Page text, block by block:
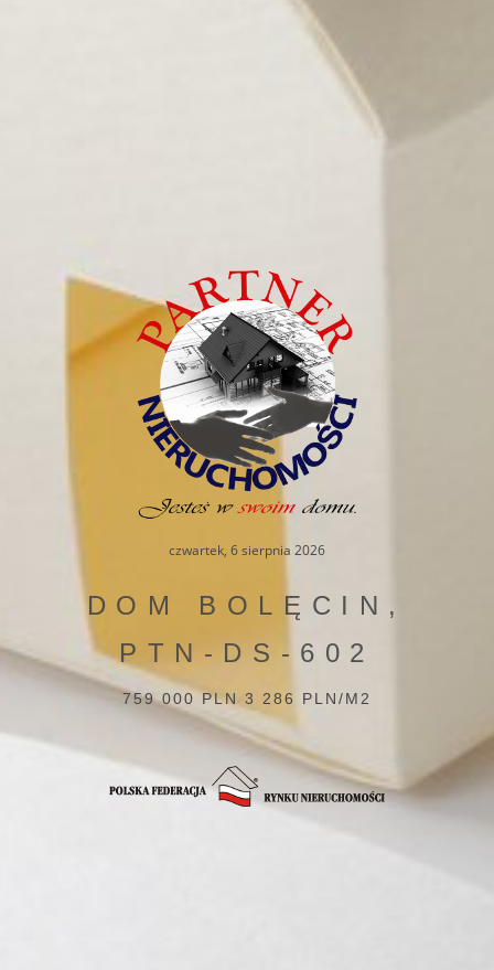
czwartek, 6 sierpnia 2026
DOM BOLĘCIN,
PTN-DS-602
759 000 PLN 3 286 PLN/M2